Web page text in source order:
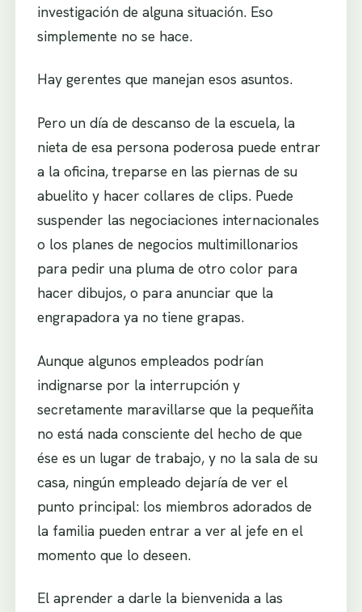
investigación de alguna situación. Eso
simplemente no se hace.
Hay gerentes que manejan esos asuntos.
Pero un día de descanso de la escuela, la
nieta de esa persona poderosa puede entrar
a la oficina, treparse en las piernas de su
abuelito y hacer collares de clips. Puede
suspender las negociaciones internacionales
o los planes de negocios multimillonarios
para pedir una pluma de otro color para
hacer dibujos, o para anunciar que la
engrapadora ya no tiene grapas.
Aunque algunos empleados podrían
indignarse por la interrupción y
secretamente maravillarse que la pequeñita
no está nada consciente del hecho de que
ése es un lugar de trabajo, y no la sala de su
casa, ningún empleado dejaría de ver el
punto principal: los miembros adorados de
la familia pueden entrar a ver al jefe en el
momento que lo deseen.
El aprender a darle la bienvenida a las